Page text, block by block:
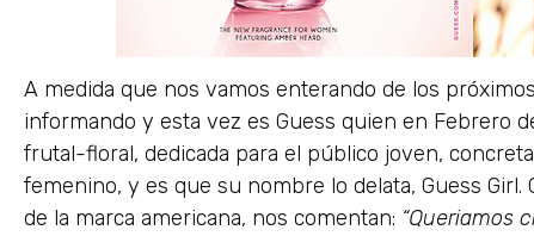
A medida que nos vamos enterando de los
informando y esta vez es Guess quien en Febrero
frutal-floral, dedicada para el público joven,
femenino, y es que su nombre lo delata, Guess
de la marca americana, nos comentan: “Queriamos